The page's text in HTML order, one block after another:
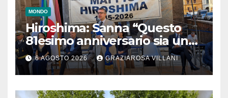
MONDO
Hiroshima: Sanna “Questo
81esimo anniversario sia un
monito per tutti”
6 AGOSTO 2026 GRAZIAROSA VILLANI